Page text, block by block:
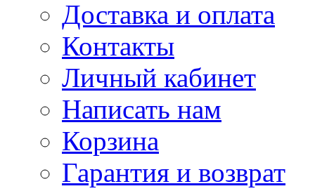
Доставка и оплата
Контакты
Личный кабинет
Написать нам
Корзина
Гарантия и возврат